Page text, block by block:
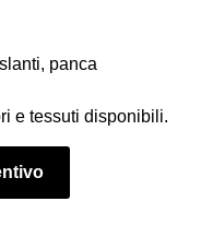
panca
e tessuti disponibili.